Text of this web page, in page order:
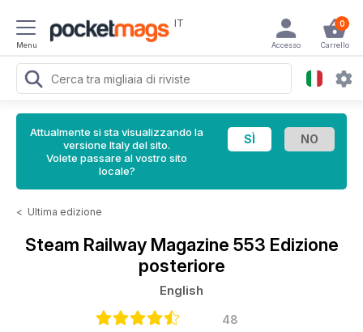
Menu
IT 0
Carrello
Accesso
Attualmente si sta visualizzando la
versione Italy del sito.
Volete passare al vostro sito
locale?
< Ultima edizione
Steam Railway Magazine 553 Edizione
posteriore
English
48